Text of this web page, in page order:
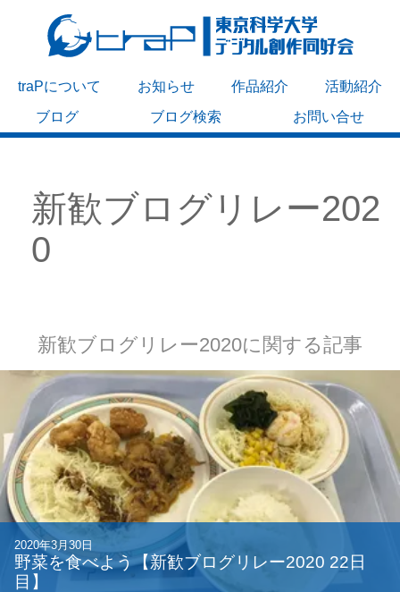
traPについて お知らせ 作品紹介
活動紹介
ブログ
ブログ検索 お問い合せ
新歓ブログリレー202
0
新歓ブログリレー2020に関する記事
2020年3月30日
野菜を食べよう【新歓ブログリレー2020 22日
目】